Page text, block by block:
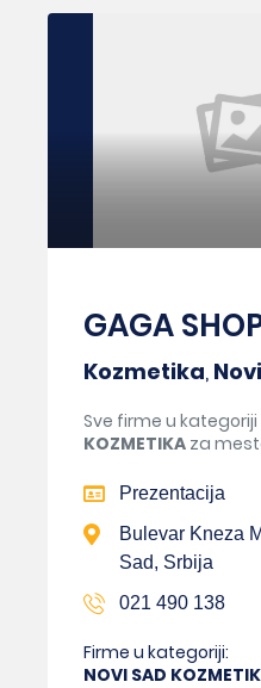
GAGA
Kozmetika,
Sve firme u
KOZMETIKA za
Prezentacija
Bulevar Kneza
Sad, Srbija
021 490 138
Firme u kategoriji:
NOVI SAD